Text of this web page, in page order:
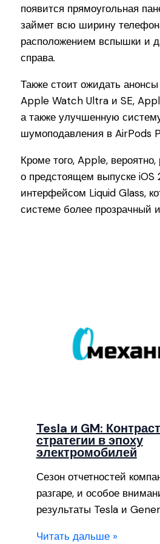
появится прямоугольная
займет всю ширину
расположением вспышки и
справа.
Также стоит ожидать
Apple Watch Ultra и SE,
а также улучшенную
шумоподавления в AirPods
Кроме того, Apple,
о предстоящем выпуске iOS
интерфейсом Liquid Glass,
системе более прозрачный
Tesla и GM:
стратегии в эпоху
электромобилей
Сезон отчетностей
разгаре, и особое
результаты Tesla и
Читать дальше »